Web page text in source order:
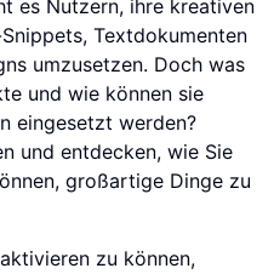
es Nutzern, ihre kreativen
Textdokumenten
umzusetzen. Doch was
und wie können sie
eingesetzt werden?
und entdecken, wie Sie
großartige Dinge zu
zu können,